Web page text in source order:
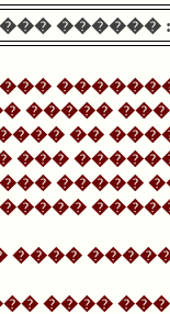
��� ������ :
�����
��
���
�����
����
����